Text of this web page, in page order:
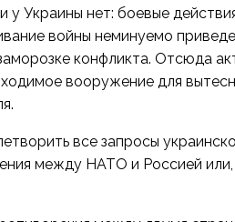
у Украины нет: боевые
войны неминуемо
конфликта. Отсюда
вооружение для
все запросы
между НАТО и Россией